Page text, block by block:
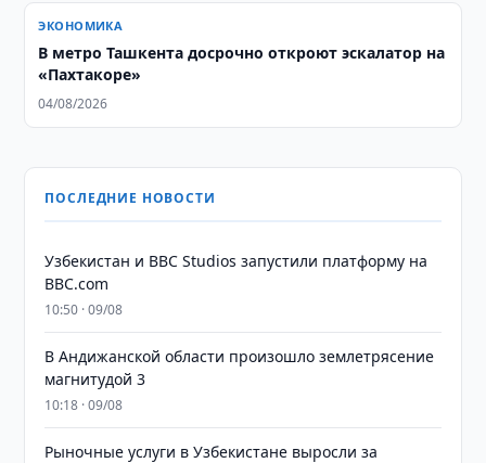
ЭКОНОМИКА
В метро Ташкента досрочно откроют эскалатор на
«Пахтакоре»
04/08/2026
ПОСЛЕДНИЕ НОВОСТИ
Узбекистан и BBC Studios запустили платформу на
BBC.com
10:50 · 09/08
В Андижанской области произошло землетрясение
магнитудой 3
10:18 · 09/08
Рыночные услуги в Узбекистане выросли за